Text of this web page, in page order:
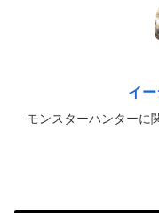
イ
モンスターハンターに